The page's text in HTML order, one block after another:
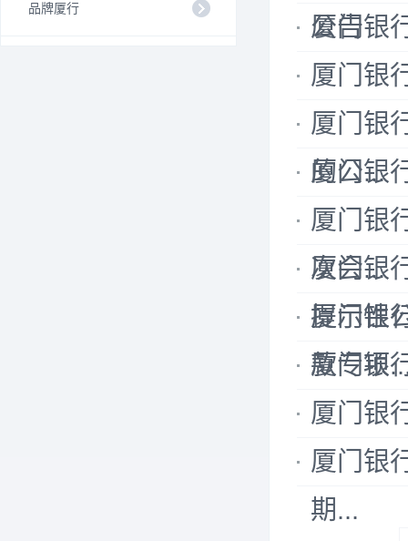
品牌厦行
公告
厦门银
厦门银
厦门银
的公...
厦门银
厦门银
次会...
厦门银
提示性
厦门银
款专项
厦门银
厦门银
厦门银
期...